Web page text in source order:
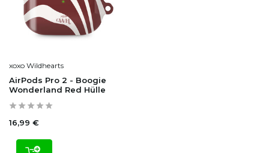
xoxo Wildhearts
AirPods Pro 2 - Boogie
Wonderland Red Hülle
16,99 €